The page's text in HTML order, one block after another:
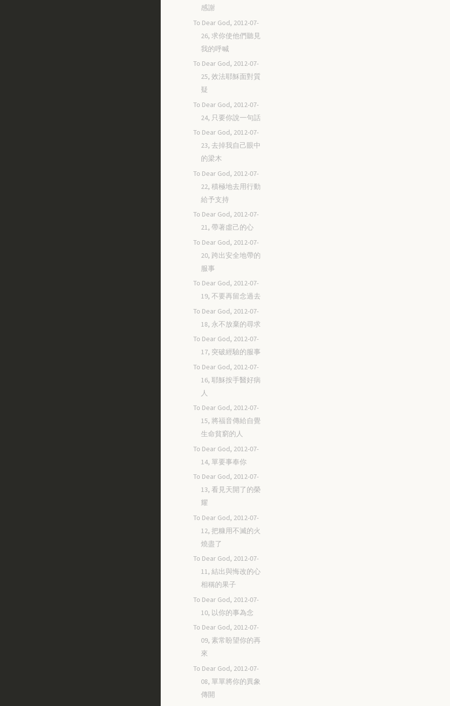
感謝
To Dear God, 2012-07-
26, 求你使他們聽見
我的呼喊
To Dear God, 2012-07-
25, 效法耶穌面對質
疑
To Dear God, 2012-07-
24, 只要你說一句話
To Dear God, 2012-07-
23, 去掉我自己眼中
的梁木
To Dear God, 2012-07-
22, 積極地去用行動
給予支持
To Dear God, 2012-07-
21, 帶著虛己的心
To Dear God, 2012-07-
20, 跨出安全地帶的
服事
To Dear God, 2012-07-
19, 不要再留念過去
To Dear God, 2012-07-
18, 永不放棄的尋求
To Dear God, 2012-07-
17, 突破經驗的服事
To Dear God, 2012-07-
16, 耶穌按手醫好病
人
To Dear God, 2012-07-
15, 將福音傳給自覺
生命貧窮的人
To Dear God, 2012-07-
14, 單要事奉你
To Dear God, 2012-07-
13, 看見天開了的榮
耀
To Dear God, 2012-07-
12, 把糠用不滅的火
燒盡了
To Dear God, 2012-07-
11, 結出與悔改的心
相稱的果子
To Dear God, 2012-07-
10, 以你的事為念
To Dear God, 2012-07-
09, 素常盼望你的再
來
To Dear God, 2012-07-
08, 單單將你的異象
傳開